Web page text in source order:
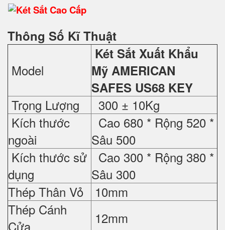
Thông Số Kĩ Thuật
Model
Két Sắt Xuất Khẩu
Mỹ AMERICAN
SAFES US68 KEY
Trọng Lượng
300 ± 10Kg
Kích thước
ngoài
Cao 680 * Rộng 520 *
Sâu 500
Kích thước sử
dụng
Cao 300 * Rộng 380 *
Sâu 300
Thép Thân Vỏ
10mm
Thép Cánh
Cửa
12mm